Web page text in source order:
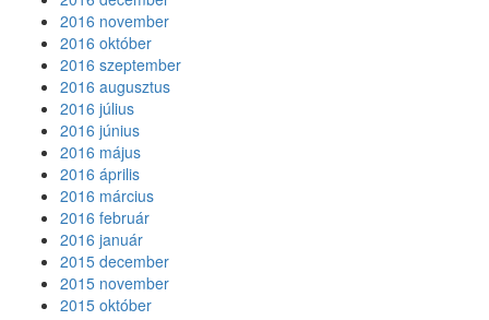
2016 november
2016 október
2016 szeptember
2016 augusztus
2016 július
2016 június
2016 május
2016 április
2016 március
2016 február
2016 január
2015 december
2015 november
2015 október